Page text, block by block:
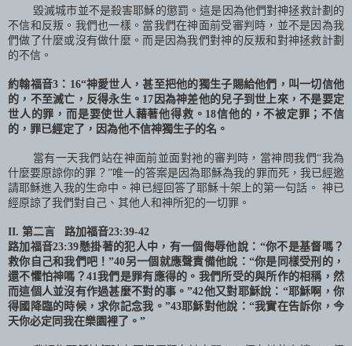
毀滅城市並不是殺害耶穌的懲罰。這是因為他們對神拯救計劃的
不信和反叛。我們也一樣。當我們在神面前受審判時，並不是因為我
們做了什麼或沒有做什麼。而是因為我們對神的反叛和對神拯救計劃
的不信。
約翰福音3 ： 16“神愛世人，甚至把他的獨生子賜給他們，叫一切信他
的，不至滅亡，反得永生。 17 因為神差他的兒子到世上來，不是要定
世人的罪，而是要使世人藉著他得救。 18信他的，不被定罪；不信
的，罪已經定了，因為他不信神獨生子的名。
當有一天我們站在神面前並面對祂的審判時，當神問我們“我為
什麼要原諒你的罪？”唯一的答案是因為耶穌為我的罪而死，我已經邀
請耶穌進入我的生命中。神已經回答了耶穌十架上的第一句話。 神已
經原諒了我們對自己、其他人和神所犯的一切罪。
II. 第二言 路加福音23:39-42
路加福音23:39懸掛著的犯人中，有一個侮辱他說：“你不是基督嗎？
救你自己和我們吧！”40另一個就應聲責備他說：“你是同樣受刑的，
還不懼怕神嗎？ 41我們是罪有應得的。我們所受的與所作的相稱，然
而這個人並沒有作過甚麼不對的事。”42他又對耶穌說：“耶穌啊，你
得國降臨的時候，求你記念我。”43耶穌對他說：“我實在告訴你，今
天你必定同我在樂園裡了。”